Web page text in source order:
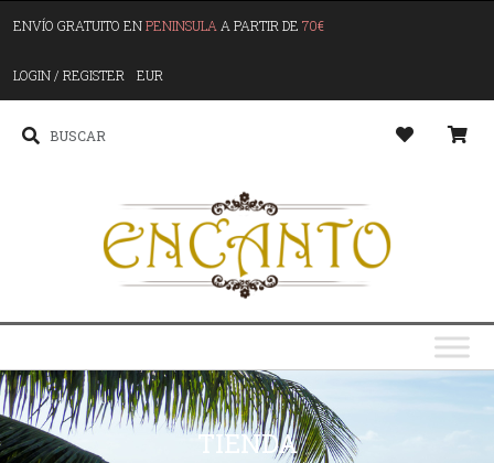
ENVÍO GRATUITO ENPENINSULA A PARTIR DE 70€
LOGIN / REGISTER EUR
TIENDA